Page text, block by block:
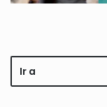
Ir a